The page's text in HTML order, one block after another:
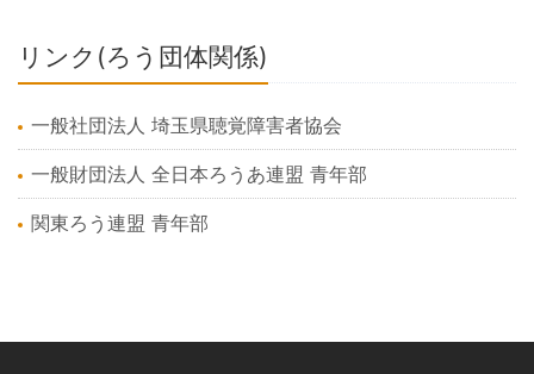
リンク(ろう団体関係)
一般社団法人 埼玉県聴覚障害者協会
一般財団法人 全日本ろうあ連盟 青年部
関東ろう連盟 青年部